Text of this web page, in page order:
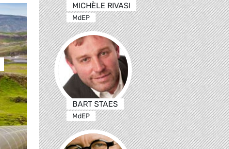
MICHÈLE RIVASI
MdEP
BART STAES
MdEP